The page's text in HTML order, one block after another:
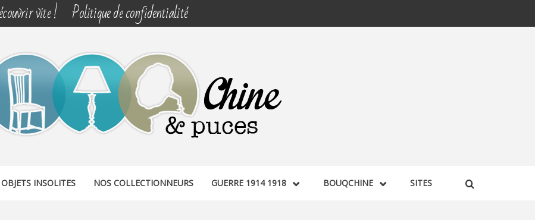
vite ! Politique de confidentialité
PUCES
OBJETS INSOLITES NOS COLLECTIONNEURS GUERRE 1914 1918 BOUQCHINE SITES